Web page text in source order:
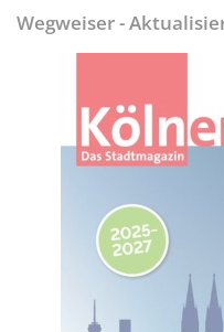
Wegweiser -